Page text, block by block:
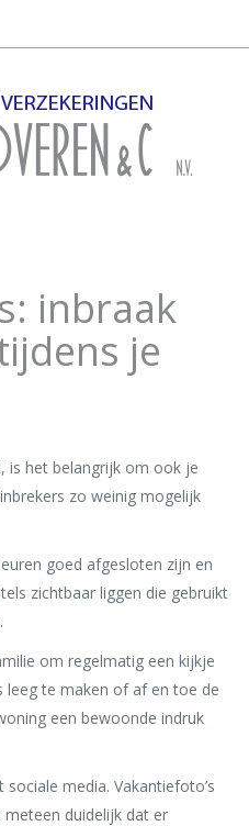
inbraak
je
is het belangrijk om ook je
zo weinig mogelijk
goed afgesloten zijn en
zichtbaar liggen die gebruikt
om regelmatig een kijkje
leeg te maken of af en toe de
een bewoonde indruk
media. Vakantiefoto’s
duidelijk dat er